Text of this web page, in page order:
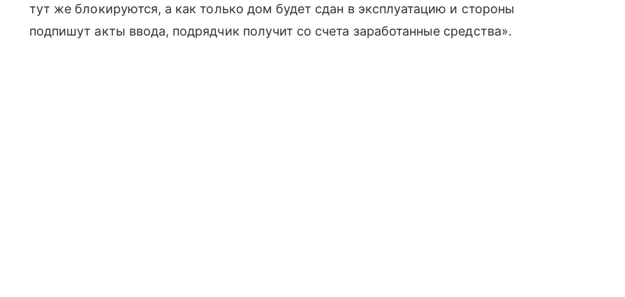
тут же блокируются, а как только дом будет сдан в эксплуатацию и стороны
подпишут акты ввода, подрядчик получит со счета заработанные средства».